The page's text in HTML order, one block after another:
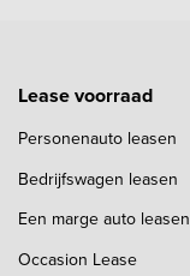
Lease voorraad
Personenauto leasen
Bedrijfswagen leasen
Een marge auto leasen
Occasion Lease